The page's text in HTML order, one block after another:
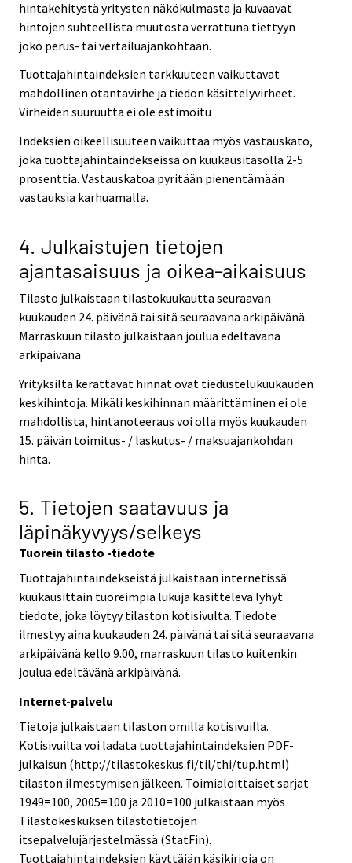
hintakehitystä yritysten näkökulmasta ja kuvaavat
hintojen suhteellista muutosta verrattuna tiettyyn
joko perus- tai vertailuajankohtaan.
Tuottajahintaindeksien tarkkuuteen vaikuttavat
mahdollinen otantavirhe ja tiedon käsittelyvirheet.
Virheiden suuruutta ei ole estimoitu
Indeksien oikeellisuuteen vaikuttaa myös vastauskato,
joka tuottajahintaindekseissä on kuukausitasolla 2-5
prosenttia. Vastauskatoa pyritään pienentämään
vastauksia karhuamalla.
4. Julkaistujen tietojen
ajantasaisuus ja oikea-aikaisuus
Tilasto julkaistaan tilastokuukautta seuraavan
kuukauden 24. päivänä tai sitä seuraavana arkipäivänä.
Marraskuun tilasto julkaistaan joulua edeltävänä
arkipäivänä
Yrityksiltä kerättävät hinnat ovat tiedustelukuukauden
keskihintoja. Mikäli keskihinnan määrittäminen ei ole
mahdollista, hintanoteeraus voi olla myös kuukauden
15. päivän toimitus- / laskutus- / maksuajankohdan
hinta.
5. Tietojen saatavuus ja
läpinäkyvyys/selkeys
Tuorein tilasto -tiedote
Tuottajahintaindekseistä julkaistaan internetissä
kuukausittain tuoreimpia lukuja käsittelevä lyhyt
tiedote, joka löytyy tilaston kotisivulta. Tiedote
ilmestyy aina kuukauden 24. päivänä tai sitä seuraavana
arkipäivänä kello 9.00, marraskuun tilasto kuitenkin
joulua edeltävänä arkipäivänä.
Internet-palvelu
Tietoja julkaistaan tilaston omilla kotisivuilla.
Kotisivuilta voi ladata tuottajahintaindeksien PDF-
julkaisun (http://tilastokeskus.fi/til/thi/tup.html)
tilaston ilmestymisen jälkeen. Toimialoittaiset sarjat
1949=100, 2005=100 ja 2010=100 julkaistaan myös
Tilastokeskuksen tilastotietojen
itsepalvelujärjestelmässä (StatFin).
Tuottajahintaindeksien käyttäjän käsikirjoja on